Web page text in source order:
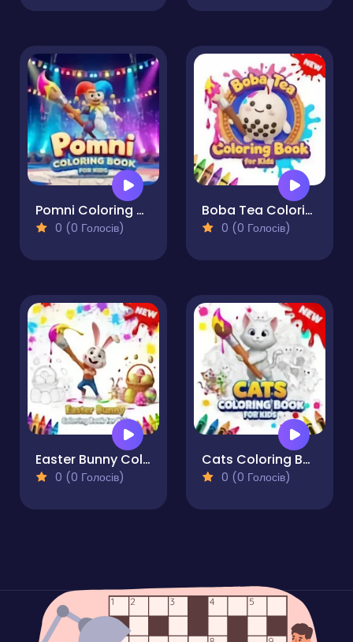
Pomni Coloring Book for Kids
0 (0 Голосів)
Boba Tea Coloring Book for Kids
0 (0 Голосів)
Easter Bunny Coloring Book for Kids
0 (0 Голосів)
Cats Coloring Book for Kids
0 (0 Голосів)